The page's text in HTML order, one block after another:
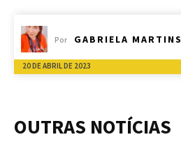
Por GABRIELA MARTINS
20 DE ABRIL DE 2023
OUTRAS NOTÍCIAS